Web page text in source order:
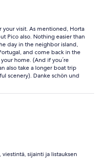
visit. As mentioned, Horta
Pico also. Nothing easier than
day in the neighbor island,
and come back in the
home. (And if you ́re
also take a longer boat trip
scenery). Danke schön und
viestintä, sijainti ja listauksen